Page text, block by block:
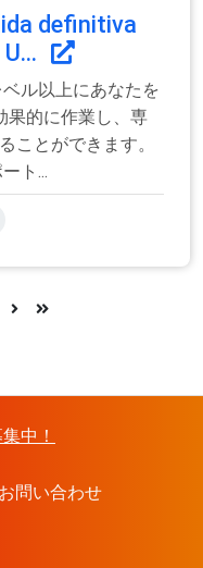
definitiva
ル以上にあなたを
果的に作業し、専
ことができます。
ト...
中！
お問い合わせ